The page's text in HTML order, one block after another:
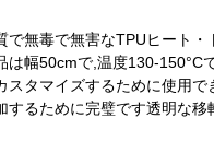
無毒で無害なTPUヒート
幅50cmで,温度130-150°C
タマイズするために使用
るために完璧です透明な